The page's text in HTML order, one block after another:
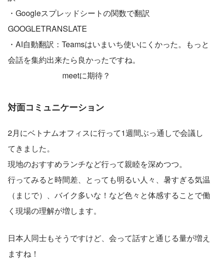
・Googleスプレッドシートの関数で翻訳
GOOGLETRANSLATE
・AI自動翻訳：Teamsはいまいち使いにくかった。もっと
会話を集約出来たら良かったですね。
meetに期待？
対面コミュニケーション
2月にベトナムオフィスに行って1週間ぶっ通しで会議し
てきました。
現地のおすすめランチなど行って親睦を深めつつ。
行ってみると時間差、とっても明るい人々、暑すぎる気温
（まじで）、バイク多いな！など色々と体感することで働
く現場の理解が増します。
日本人同士もそうですけど、会って話すと通じる量が増え
ますね！